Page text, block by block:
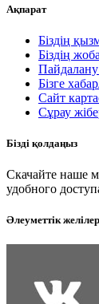
Ақпарат
Біздің
Біздің
Бізге
Сайт
Сұрау
Бізді қолдаңыз
Скачайте наше
удобного
Әлеуметтік желілер